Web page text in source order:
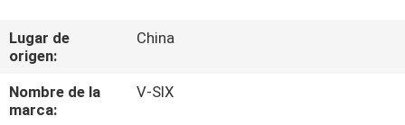
NOSOTROS
RECORRIDO
Lugar de
origen:
China
Nombre de la
marca:
V-SIX